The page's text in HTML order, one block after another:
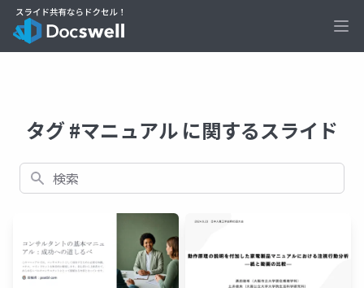
タグ #マニュアル に関するスライド
検索